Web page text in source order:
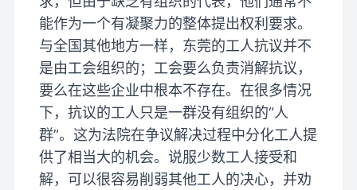
能作为一个有凝聚力的整体提出权利要求。
与全国其他地方一样，东莞的工人抗议并不
是由工会组织的；工会要么负责消解抗议，
要么在这些企业中根本不存在。在很多情况
下，抗议的工人只是一群没有组织的“人
群”。这为法院在争议解决过程中分化工人提
供了相当大的机会。说服少数工人接受和
解，可以很容易削弱其他工人的决心，并劝